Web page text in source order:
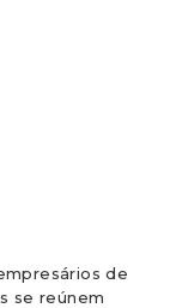
de
se reúnem